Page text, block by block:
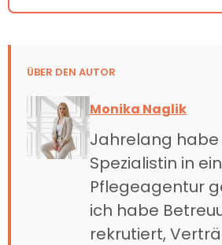
ÜBER DEN AUTOR
Monika Naglik
Jahrelang habe
Spezialistin in
Pflegeagentur
ich habe
rekrutiert,